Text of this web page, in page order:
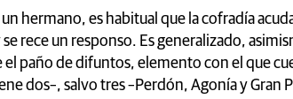
hermano, es habitual que la cofradía
rece un responso. Es generalizado,
paño de difuntos, elemento con el que
dos–, salvo tres –Perdón, Agonía y Gran